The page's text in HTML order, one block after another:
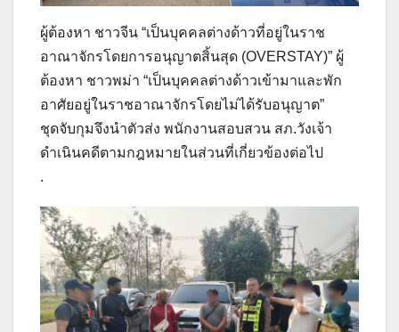
ผู้ต้องหา ชาวจีน “เป็นบุคคลต่างด้าวที่อยู่ในราช
อาณาจักรโดยการอนุญาตสิ้นสุด (OVERSTAY)” ผู้
ต้องหา ชาวพม่า “เป็นบุคคลต่างด้าวเข้ามาและพัก
อาศัยอยู่ในราชอาณาจักรโดยไม่ได้รับอนุญาต”
ชุดจับกุมจึงนำตัวส่ง พนักงานสอบสวน สภ.วังเจ้า
ดำเนินคดีตามกฎหมายในส่วนที่เกี่ยวข้องต่อไป
.